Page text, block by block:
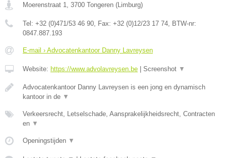
Moerenstraat 1 3700 Tongeren ( Limburg)
Tel: +32 (0)471/53 46 90 , Fax: +32 (0)12/23 17 74 , BTW-nr:
0847.887.193
E-mail › Advocatenkantoor Danny Lavreysen
Website: https://www.advolavreysen.be Screenshot ▼
Advocatenkantoor Danny Lavreysen is een jong en dynamisch
kantoor in de ▼
Verkeersrecht, Letselschade, Aansprakelijkheidsrecht, Contracten
en ▼
Openingstijden ▼